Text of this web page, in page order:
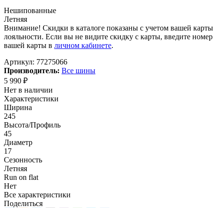
Нешипованные
Летняя
Внимание! Скидки в каталоге показаны с учетом вашей карты
лояльности. Если вы не видите скидку с карты, введите номер
вашей карты в личном кабинете.
Артикул: 77275066
Производитель: Все шины
5 990 ₽
Нет в наличии
Характеристики
Ширина
245
Высота/Профиль
45
Диаметр
17
Сезонность
Летняя
Run on flat
Нет
Все характеристики
Поделиться